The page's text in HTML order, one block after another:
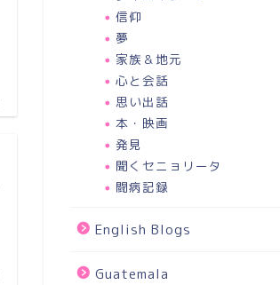
信仰
夢
家族＆地元
心と会話
思い出話
本・映画
発見
聞くセニョリータ
闘病記録
English Blogs
Guatemala